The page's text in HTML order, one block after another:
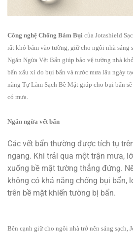
Công nghệ Chống Bám Bụi của Jotashield
rất khó bám vào tường, giữ cho ngôi nhà sáng
Ngăn Ngừa Vệt Bẩn giúp bảo vệ tường nhà
bẩn xấu xí do bụi bẩn và nước mưa lâu ngày
năng Tự Làm Sạch Bề Mặt giúp cho bụi bẩn
có mưa.
Ngăn ngừa vết bẩn
Các vết bẩn thường được tích tụ
ngang. Khi trải qua một trận mưa,
xuống bề mặt tường thẳng đứng.
không có khả năng chống bụi bẩn,
trên bề mặt khiến tường bị bẩn.
Bên cạnh giữ cho ngôi nhà trở nên sáng sạch,